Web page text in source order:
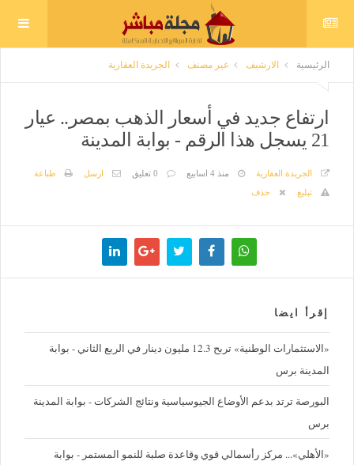
الرئيسية الارشيف غير مصنف الجريدة العقارية
ارتفاع جديد في أسعار الذهب بمصر.. عيار
21 يسجل هذا الرقم - بوابة المدينة
الجريدة العقارية منذ 4 اسابيع 0 تعليق ارسل
طباعة
تبليغ
حذف
إقرأ ايضا
«الاستثمارات الوطنية» تربح 12.3 مليون دينار في الربع الثاني - بوابة
المدينة برس
البورصة ترتد بدعم الأوضاع الجيوسياسية ونتائج الشركات - بوابة المدينة
برس
«الأهلي»... مركز رأسمالي قوي وقاعدة صلبة للنمو المستمر - بوابة